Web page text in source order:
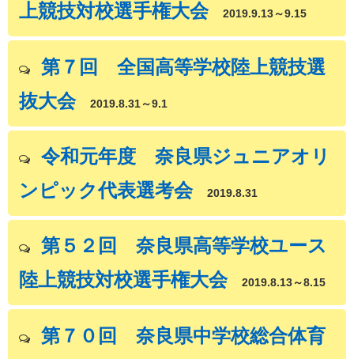
上競技対校選手権大会2019.9.13～9.15
第７回 全国高等学校陸上競技選
抜大会2019.8.31～9.1
令和元年度 奈良県ジュニアオリ
ンピック代表選考会2019.8.31
第５２回 奈良県高等学校ユース
陸上競技対校選手権大会2019.8.13～8.15
第７０回 奈良県中学校総合体育